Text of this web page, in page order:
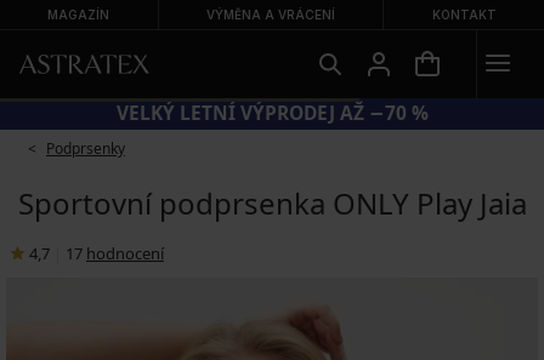
MAGAZÍN VÝMĚNA A VRÁCENÍ KONTAKT
VELKÝ LETNÍ VÝPRODEJ AŽ −70 %
Podprsenky
Sportovní podprsenka ONLY Play Jaia
4,7 17 hodnocení